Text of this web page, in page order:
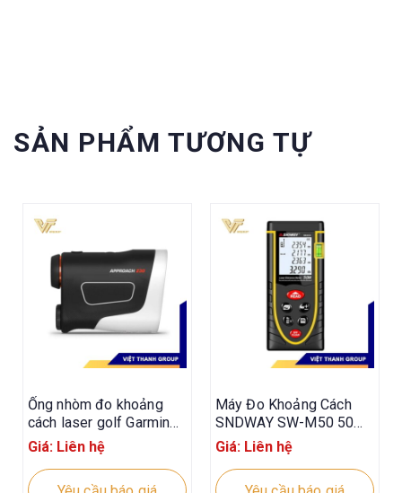
SẢN PHẨM TƯƠNG TỰ
Ống nhòm đo khoảng
cách laser golf Garmin
Approach Z30
Giá: Liên hệ
Máy Đo Khoảng Cách
SNDWAY SW-M50 50m
Tia Đỏ
Giá: Liên hệ